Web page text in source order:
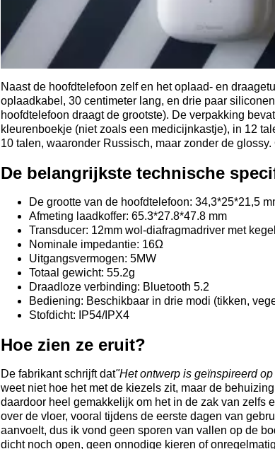
Naast de hoofdtelefoon zelf en het oplaad- en
oplaadkabel, 30 centimeter lang, en drie paar
hoofdtelefoon draagt de grootste). De verpakking
kleurenboekje (niet zoals een medicijnkastje), in 12
10 talen, waaronder Russisch, maar zonder de
De belangrijkste technische
De grootte van de hoofdtelefoon: 34,3*25*21,5
Afmeting laadkoffer: 65.3*27.8*47.8 mm
Transducer: 12mm wol-diafragmadriver met
Nominale impedantie: 16Ω
Uitgangsvermogen: 5MW
Totaal gewicht: 55.2g
Draadloze verbinding: Bluetooth 5.2
Bediening: Beschikbaar in drie modi (tikken,
Stofdicht: IP54/IPX4
Hoe zien ze eruit?
De fabrikant schrijft dat"Het ontwerp is geïnspireerd
weet niet hoe het met de kiezels zit, maar de
daardoor heel gemakkelijk om het in de zak van zelfs
over de vloer, vooral tijdens de eerste dagen van
aanvoelt, dus ik vond geen sporen van vallen op de
dicht noch open, geen onnodige kieren of